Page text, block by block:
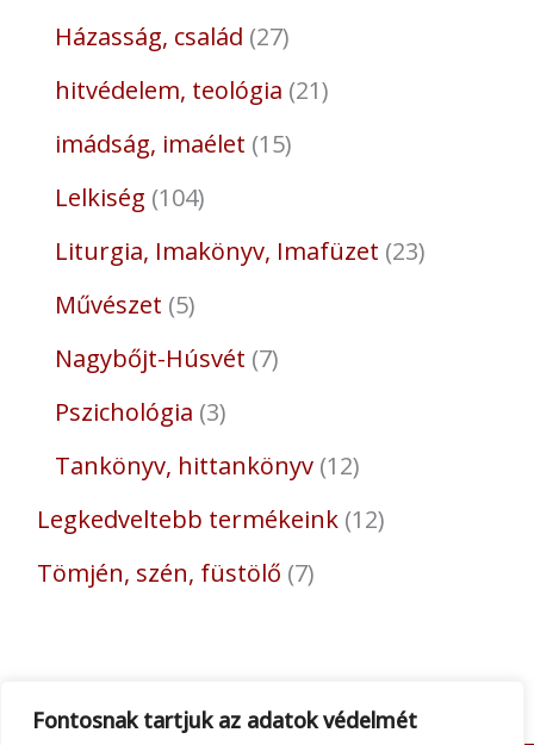
Fontosnak tartjuk az adatok védelmét
Házasság, család 27
hitvédelem, teológia 21
imádság, imaélet 15
Lelkiség 104
Liturgia, Imakönyv, Imafüzet 23
Művészet 5
Nagybőjt-Húsvét 7
Pszichológia 3
Tankönyv, hittankönyv 12
Legkedveltebb termékeink 12
Tömjén, szén, füstölő 7